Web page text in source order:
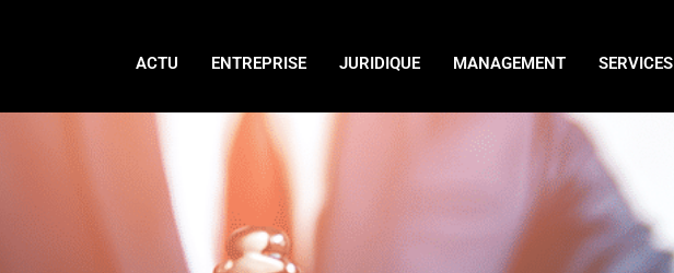
ACTU ENTREPRISE JURIDIQUE MANAGEMENT SERVICES